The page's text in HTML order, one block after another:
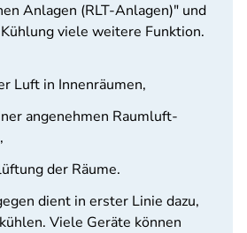
Anlagen (RLT-Anlagen)" und
viele weitere Funktion.
Luft in Innenräumen,
angenehmen Raumluft-
der Räume.
dient in erster Linie dazu,
Viele Geräte können